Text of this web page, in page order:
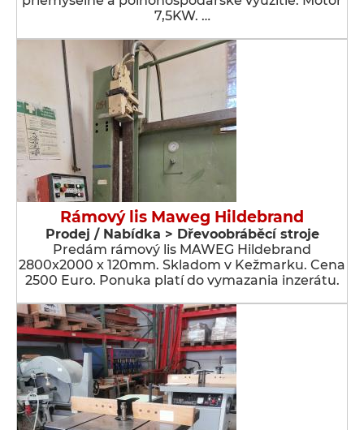
7,5KW. …
Rámový lis Maweg Hildebrand
Prodej / Nabídka > Dřevoobráběcí stroje
Predám rámový lis MAWEG Hildebrand
2800x2000 x 120mm. Skladom v Kežmarku. Cena
2500 Euro. Ponuka platí do vymazania inzerátu.